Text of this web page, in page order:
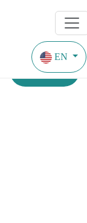
EN
Search